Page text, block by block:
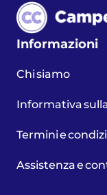
Informazioni
Chi siamo
Informativa
Termini e
Assistenza e